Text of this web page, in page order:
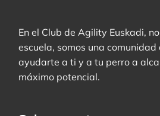
En el Club de Agility Euskadi,
escuela, somos una
ayudarte a ti y a tu perro a
máximo potencial.